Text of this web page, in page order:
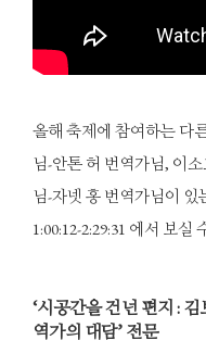
올해 축제에 참여하는 다
님-안톤 허 번역가님, 이
님-자넷 홍 번역가님이
1:00:12-2:29:31 에서 보실
‘시공간을 건넌 편지 :
역가의 대담’ 전문